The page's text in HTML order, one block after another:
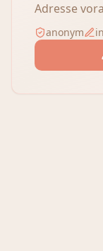
Adresse
anonym